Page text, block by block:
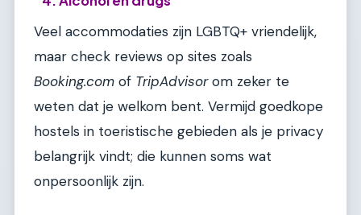
Veel accommodaties zijn LGBTQ+ vriendelijk,
maar check reviews op sites zoals
Booking.com of TripAdvisorom zeker te
weten dat je welkom bent. Vermijd goedkope
hostels in toeristische gebieden als je privacy
belangrijk vindt; die kunnen soms wat
onpersoonlijk zijn.